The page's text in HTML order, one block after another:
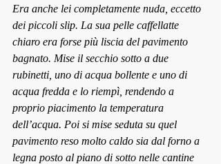
Era anche lei completamente nuda, eccetto
dei piccoli slip. La sua pelle caffellatte
chiaro era forse più liscia del pavimento
bagnato. Mise il secchio sotto a due
rubinetti, uno di acqua bollente e uno di
acqua fredda e lo riempì, rendendo a
proprio piacimento la temperatura
dell’acqua. Poi si mise seduta su quel
pavimento reso molto caldo sia dal forno a
legna posto al piano di sotto nelle cantine